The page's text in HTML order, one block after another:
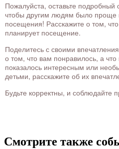
Пожалуйста, оставьте
чтобы другим людям было проще
посещения! Расскажите о том, что
планирует посещение.
Поделитесь с своими
о том, что вам понравилось, а
показалось интересным или
детьми, расскажите об их
Будьте корректны, и соблюдайте
Смотрите также